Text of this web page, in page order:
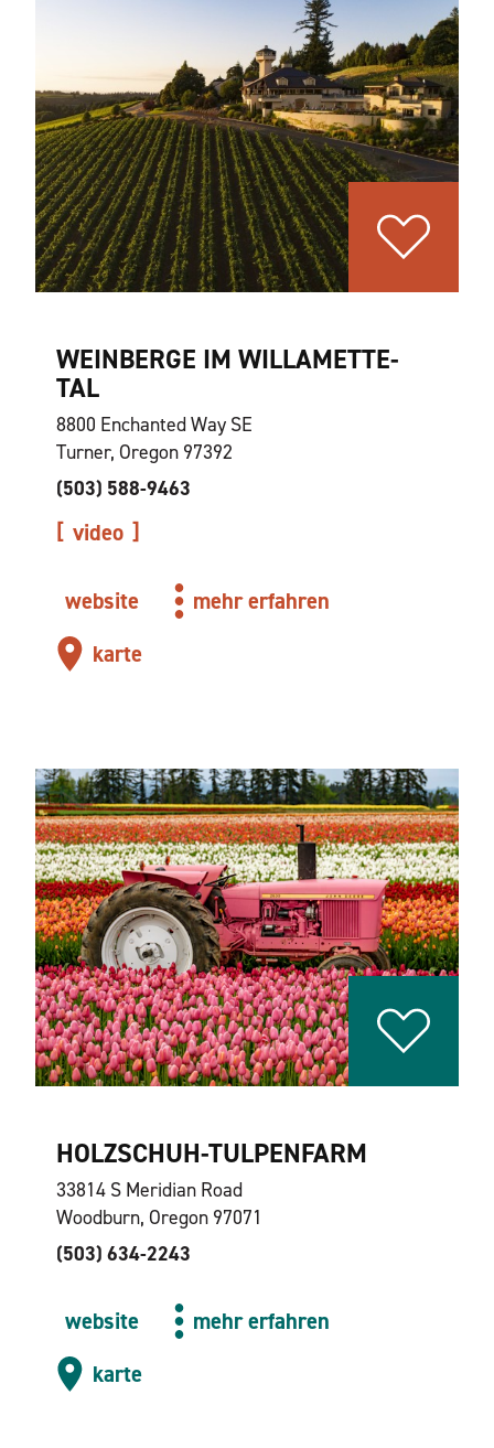
WEINBERGE IM WILLAMETTE-
TAL
8800 Enchanted Way SE
Turner, Oregon 97392
(503) 588-9463
video
website
mehr erfahren
karte
HOLZSCHUH-TULPENFARM
33814 S Meridian Road
Woodburn, Oregon 97071
(503) 634-2243
website
mehr erfahren
karte